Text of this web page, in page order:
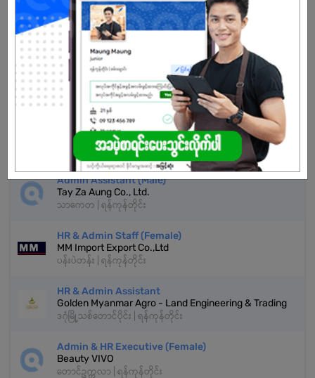
အကောင့်မရှိသေးဘူးလား?
နောက်ထပ်အလားတူအလုပ်များ
Admin Clerk (Male)
Tay Za Aung Co., Ltd.
သာကေတ | ရန်ကုန်တိုင်း
Admin Assistant (Male)
Tay Za Aung Co., Ltd.
သာကေတ | ရန်ကုန်တိုင်း
HR & Admin Staff (Female)
MM Import Export Co.,Ltd
ပန်းပဲတန်း | ရန်ကုန်တိုင်း
HR & Admin Assistant
Golden Myanmar Agro - Land Engineering & Trading
ဒဂုံမြို့သစ်တောင်ပိုင်း | ရန်ကုန်တိုင်း
Admin & HR Executive (Female)
Beauty VIVO
တောင်ဥက္ကလာ | ရန်ကုန်တိုင်း